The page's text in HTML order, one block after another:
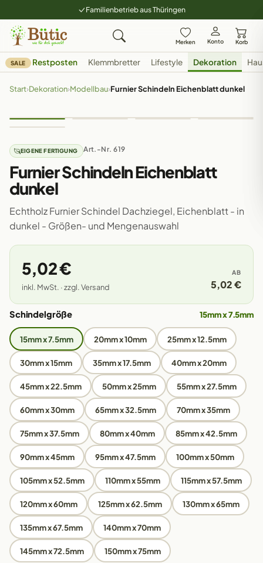
Familienbetrieb aus Thüringen
Merken Konto Korb
SALE Restposten Klemmbretter Lifestyle Dekoration
Start›Dekoration›Modellbau›Furnier Schindeln Eichenblatt dunkel
EIGENE FERTIGUNG Art.-Nr. 619
Furnier Schindeln Eichenblatt
dunkel
Echtholz Furnier Schindel Dachziegel, Eichenblatt - in
dunkel - Größen- und Mengenauswahl
5,02 €
inkl. MwSt. · zzgl. Versand
AB
5,02 €
Schindelgröße 15mm x 7.5mm
15mm x 7.5mm 20mm x 10mm 25mm x 12.5mm
30mm x 15mm 35mm x 17.5mm 40mm x 20mm
45mm x 22.5mm 50mm x 25mm 55mm x 27.5mm
60mm x 30mm 65mm x 32.5mm 70mm x 35mm
75mm x 37.5mm 80mm x 40mm 85mm x 42.5mm
90mm x 45mm 95mm x 47.5mm 100mm x 50mm
105mm x 52.5mm 110mm x 55mm 115mm x 57.5mm
120mm x 60mm 125mm x 62.5mm 130mm x 65mm
135mm x 67.5mm 140mm x 70mm
145mm x 72.5mm 150mm x 75mm